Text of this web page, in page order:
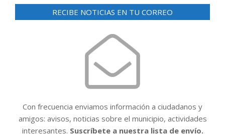
i
a
t
o
RECIBE NOTICIAS EN TU CORREO
Con frecuencia enviamos información a ciudadanos y
amigos: avisos, noticias sobre el municipio, actividades
interesantes. Suscríbete a nuestra lista de envío.